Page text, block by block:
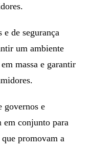
de segurança
um ambiente
massa e garantir
governos e
em conjunto para
promovam a